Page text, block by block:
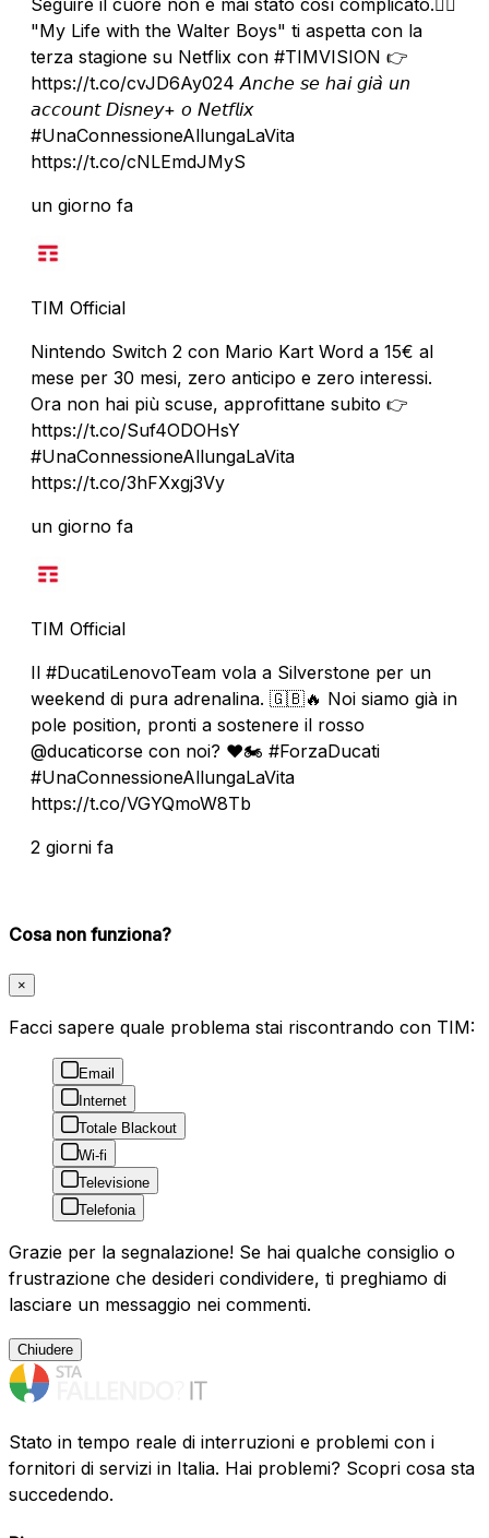
"My Life with the Walter Boys" ti aspetta con la
terza stagione su Netflix con #TIMVISION 👉
https://t.co/cvJD6Ay024 𝘈𝘯𝘤𝘩𝘦 𝘴𝘦 𝘩𝘢𝘪 𝘨𝘪𝘢̀ 𝘶𝘯
𝘢𝘤𝘤𝘰𝘶𝘯𝘵 𝘋𝘪𝘴𝘯𝘦𝘺+ 𝘰 𝘕𝘦𝘵𝘧𝘭𝘪𝘹
#UnaConnessioneAllungaLaVita
https://t.co/cNLEmdJMyS
un giorno fa
TIM Official
Nintendo Switch 2 con Mario Kart Word a 15€ al
mese per 30 mesi, zero anticipo e zero interessi.
Ora non hai più scuse, approfittane subito 👉
https://t.co/Suf4ODOHsY
#UnaConnessioneAllungaLaVita
https://t.co/3hFXxgj3Vy
un giorno fa
TIM Official
Il #DucatiLenovoTeam vola a Silverstone per un
weekend di pura adrenalina. 🇬🇧🔥 Noi siamo già in
pole position, pronti a sostenere il rosso
@ducaticorse con noi? ❤️🏍️ #ForzaDucati
#UnaConnessioneAllungaLaVita
https://t.co/VGYQmoW8Tb
2 giorni fa
Cosa non funziona?
×
Facci sapere quale problema stai riscontrando con TIM:
Email
Internet
Totale Blackout
Wi-fi
Televisione
Telefonia
Grazie per la segnalazione! Se hai qualche consiglio o
frustrazione che desideri condividere, ti preghiamo di
lasciare un messaggio nei commenti.
Chiudere
Stato in tempo reale di interruzioni e problemi con i
fornitori di servizi in Italia. Hai problemi? Scopri cosa sta
succedendo.